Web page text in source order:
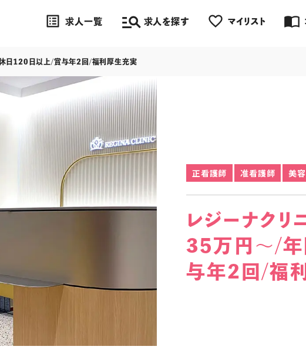
list_alt 求人一覧 manage_search 求人を探す favorite_border マイリスト import_contacts
休日120日以上/賞与年2回/福利厚生充実
正看護師 准看護師 美
レジーナクリ
35万円～/
与年2回/福